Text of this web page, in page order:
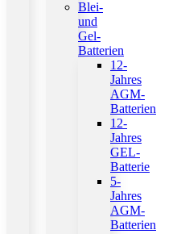
Blei-
und
Gel-
Batterien
12-
Jahres
AGM-
Batterien
12-
Jahres
GEL-
Batterie
5-
Jahres
AGM-
Batterien